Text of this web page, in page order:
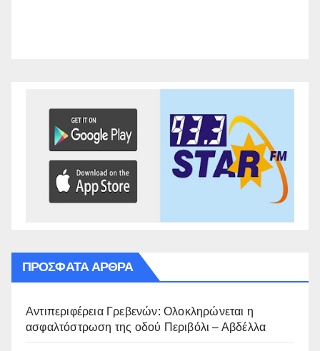
ΠΡΌΣΦΑΤΑ ΆΡΘΡΑ
Αντιπεριφέρεια Γρεβενών: Ολοκληρώνεται η
ασφαλτόστρωση της οδού Περιβόλι – Αβδέλλα